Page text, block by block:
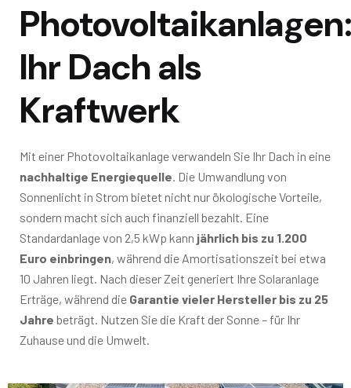
Ihr Dach als
Kraftwerk
Mit einer Photovoltaikanlage verwandeln Sie Ihr Dach in eine
nachhaltige Energiequelle. Die Umwandlung von
Sonnenlicht in Strom bietet nicht nur ökologische Vorteile,
sondern macht sich auch finanziell bezahlt. Eine
Standardanlage von 2,5 kWp kann jährlich bis zu 1.200
Euro einbringen, während die Amortisationszeit bei etwa
10 Jahren liegt. Nach dieser Zeit generiert Ihre Solaranlage
Erträge, während die Garantie vieler Hersteller bis zu 25
Jahre beträgt. Nutzen Sie die Kraft der Sonne – für Ihr
Zuhause und die Umwelt.